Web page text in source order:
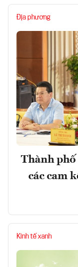
Địa phương
Thành
các cam
Kinh tế xanh